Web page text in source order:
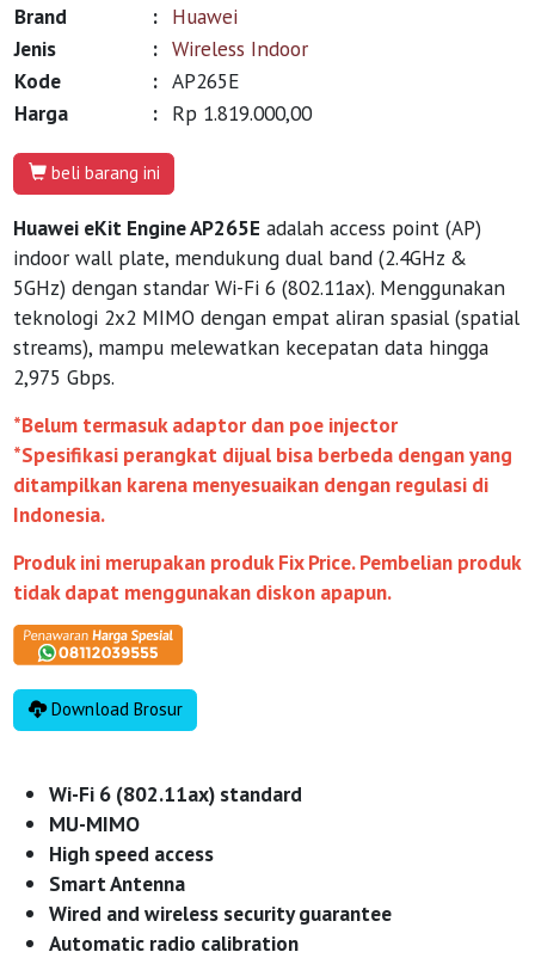
Brand : Huawei
Jenis
: Wireless Indoor
Kode
: AP265E
Harga
: Rp 1.819.000,00
beli barang ini
Huawei eKit Engine AP265E adalah access point (AP)
indoor wall plate, mendukung dual band (2.4GHz &
5GHz) dengan standar Wi-Fi 6 (802.11ax). Menggunakan
teknologi 2x2 MIMO dengan empat aliran spasial (spatial
streams), mampu melewatkan kecepatan data hingga
2,975 Gbps.
*Belum termasuk adaptor dan poe injector
*Spesifikasi perangkat dijual bisa berbeda dengan yang
ditampilkan karena menyesuaikan dengan regulasi di
Indonesia.
Produk ini merupakan produk Fix Price. Pembelian produk
tidak dapat menggunakan diskon apapun.
Download Brosur
Wi-Fi 6 (802.11ax) standard
MU-MIMO
High speed access
Smart Antenna
Wired and wireless security guarantee
Automatic radio calibration